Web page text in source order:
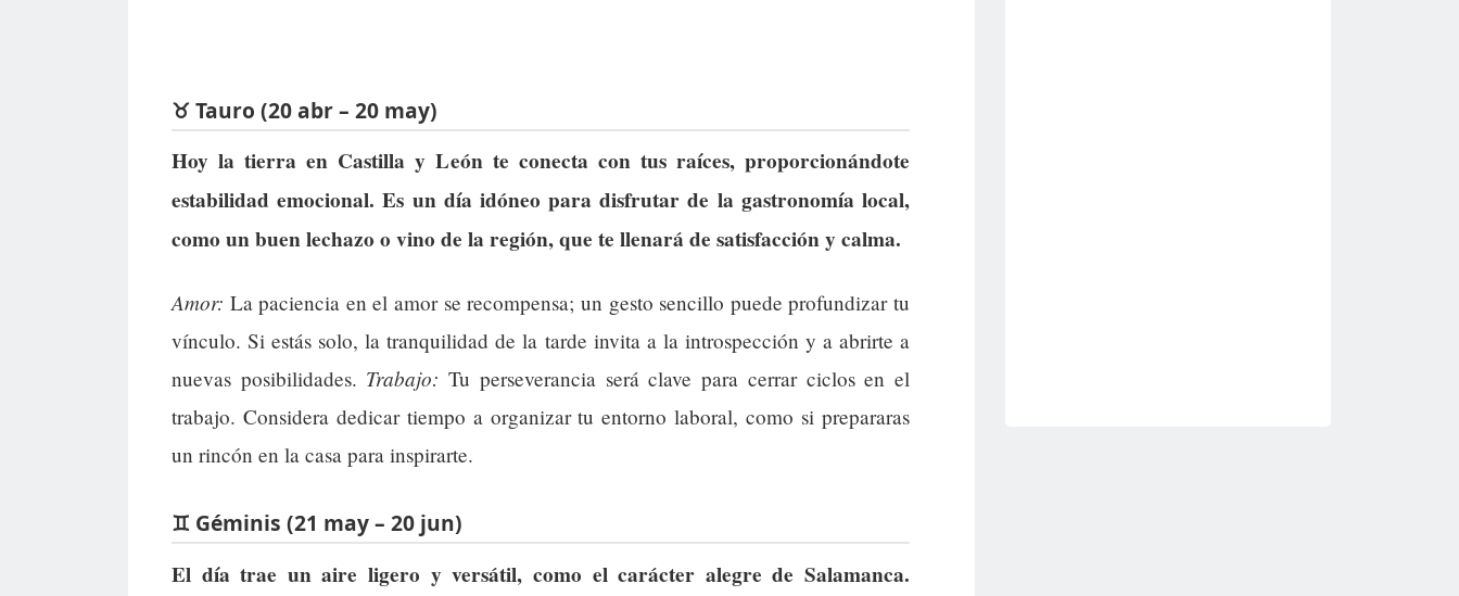
♉ Tauro (20 abr – 20 may)
Hoy la tierra en Castilla y León te conecta con tus raíces, proporcionándote
estabilidad emocional. Es un día idóneo para disfrutar de la gastronomía local,
como un buen lechazo o vino de la región, que te llenará de satisfacción y calma.
Amor: La paciencia en el amor se recompensa; un gesto sencillo puede profundizar tu
vínculo. Si estás solo, la tranquilidad de la tarde invita a la introspección y a abrirte a
nuevas posibilidades. Trabajo: Tu perseverancia será clave para cerrar ciclos en el
trabajo. Considera dedicar tiempo a organizar tu entorno laboral, como si prepararas
un rincón en la casa para inspirarte.
♊ Géminis (21 may – 20 jun)
El día trae un aire ligero y versátil, como el carácter alegre de Salamanca.